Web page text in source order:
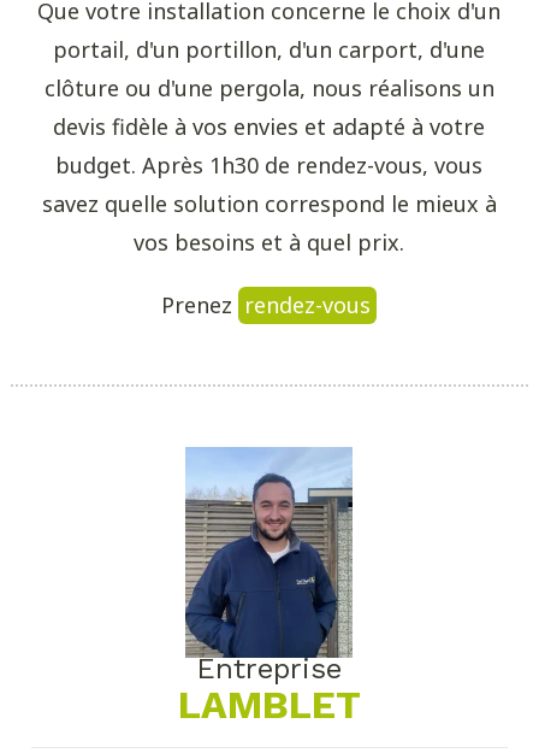
Que votre installation concerne le choix d'un
portail, d'un portillon, d'un carport, d'une
clôture ou d'une pergola, nous réalisons un
devis fidèle à vos envies et adapté à votre
budget. Après 1h30 de rendez-vous, vous
savez quelle solution correspond le mieux à
vos besoins et à quel prix.
Prenez rendez-vous
Entreprise
LAMBLET